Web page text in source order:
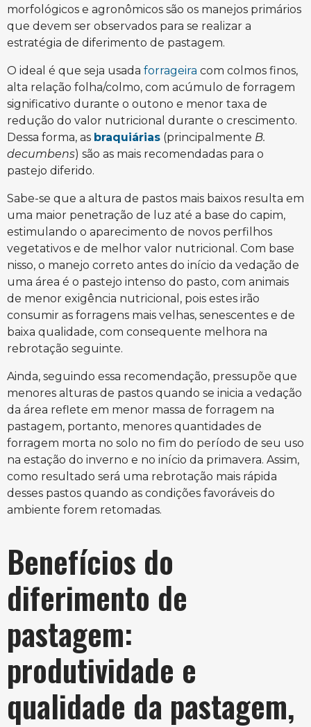
morfológicos e agronômicos são os manejos primários
que devem ser observados para se realizar a
estratégia de diferimento de pastagem.
O ideal é que seja usada forrageira com colmos finos,
alta relação folha/colmo, com acúmulo de forragem
significativo durante o outono e menor taxa de
redução do valor nutricional durante o crescimento.
Dessa forma, as braquiárias (principalmente B.
decumbens) são as mais recomendadas para o
pastejo diferido.
Sabe-se que a altura de pastos mais baixos resulta em
uma maior penetração de luz até a base do capim,
estimulando o aparecimento de novos perfilhos
vegetativos e de melhor valor nutricional. Com base
nisso, o manejo correto antes do início da vedação de
uma área é o pastejo intenso do pasto, com animais
de menor exigência nutricional, pois estes irão
consumir as forragens mais velhas, senescentes e de
baixa qualidade, com consequente melhora na
rebrotação seguinte.
Ainda, seguindo essa recomendação, pressupõe que
menores alturas de pastos quando se inicia a vedação
da área reflete em menor massa de forragem na
pastagem, portanto, menores quantidades de
forragem morta no solo no fim do período de seu uso
na estação do inverno e no início da primavera. Assim,
como resultado será uma rebrotação mais rápida
desses pastos quando as condições favoráveis do
ambiente forem retomadas.
Benefícios do
diferimento de
pastagem:
produtividade e
qualidade da pastagem,